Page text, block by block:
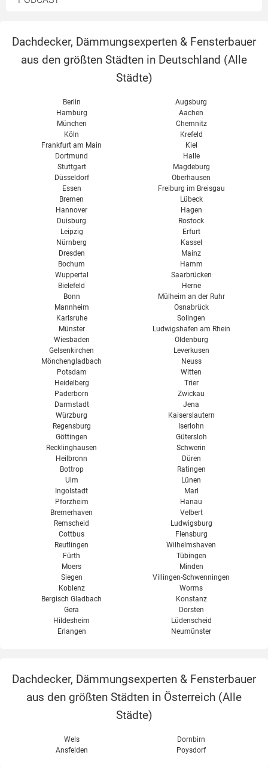
Verglasung
Selbstbau
Wintergartenbeschattung
Belüftung
Reparatur
einstellen
RAL Montage
Balkontür
Terrassentür
Dichtung
Türen Verglasung
Preise für Haustüren
Dachdecker, Dämmungsexperten & Fensterbauer
aus den größten Städten in Deutschland (Alle
Städte)
Berlin
Hamburg
München
Köln
Frankfurt am Main
Dortmund
Stuttgart
Düsseldorf
Essen
Bremen
Hannover
Duisburg
Leipzig
Nürnberg
Dresden
Bochum
Wuppertal
Bielefeld
Bonn
Mannheim
Karlsruhe
Münster
Wiesbaden
Gelsenkirchen
Mönchengladbach
Augsburg
Aachen
Chemnitz
Krefeld
Kiel
Halle
Magdeburg
Oberhausen
Freiburg im Breisgau
Lübeck
Hagen
Rostock
Erfurt
Kassel
Mainz
Hamm
Saarbrücken
Herne
Mülheim an der Ruhr
Osnabrück
Solingen
Ludwigshafen am Rhein
Oldenburg
Leverkusen
Neuss
Potsdam
Heidelberg
Paderborn
Darmstadt
Würzburg
Regensburg
Göttingen
Recklinghausen
Heilbronn
Bottrop
Ulm
Ingolstadt
Pforzheim
Bremerhaven
Remscheid
Cottbus
Reutlingen
Fürth
Moers
Siegen
Koblenz
Bergisch Gladbach
Gera
Hildesheim
Erlangen
Witten
Trier
Zwickau
Jena
Kaiserslautern
Iserlohn
Gütersloh
Schwerin
Düren
Ratingen
Lünen
Marl
Hanau
Velbert
Ludwigsburg
Flensburg
Wilhelmshaven
Tübingen
Minden
Villingen-Schwenningen
Worms
Konstanz
Dorsten
Lüdenscheid
Neumünster
Dachdecker, Dämmungsexperten & Fensterbauer
aus den größten Städten in Österreich (Alle
Städte)
Wels
Dornbirn
Ansfelden
Poysdorf